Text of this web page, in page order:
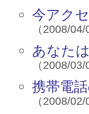
今アク
（2008/
あなた
（2008/
携帯電
（2008/